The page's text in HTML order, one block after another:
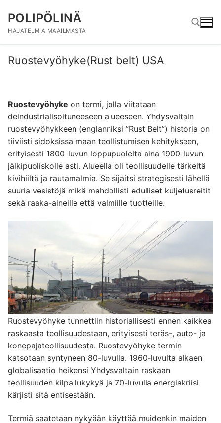
sisältöön
POLIPÖLINÄ
HAJATELMIA MAAILMASTA
Hae:
Ruostevyöhyke(Rust belt) USA
Ruostevyöhyke on termi, jolla viitataan
deindustrialisoituneeseen alueeseen. Yhdysvaltain
ruostevyöhykkeen (englanniksi ”Rust Belt”) historia on
tiiviisti sidoksissa maan teollistumisen kehitykseen,
erityisesti 1800-luvun loppupuolelta aina 1900-luvun
jälkipuoliskolle asti. Alueella oli teollisuudelle tärkeitä
kivihiiltä ja rautamalmia. Se sijaitsi strategisesti lähellä
suuria vesistöjä mikä mahdollisti edulliset kuljetusreitit
sekä raaka-aineille että valmiille tuotteille.
Ruostevyöhyke tunnettiin historiallisesti ennen kaikkea
raskaasta teollisuudestaan, erityisesti teräs-, auto- ja
konepajateollisuudesta. Ruostevyöhyke termin
katsotaan syntyneen 80-luvulla. 1960-luvulta alkaen
globalisaatio heikensi Yhdysvaltain raskaan
teollisuuden kilpailukykyä ja 70-luvulla energiakriisi
kärjisti sitä entisestään.
Termiä saatetaan nykyään käyttää muidenkin maiden